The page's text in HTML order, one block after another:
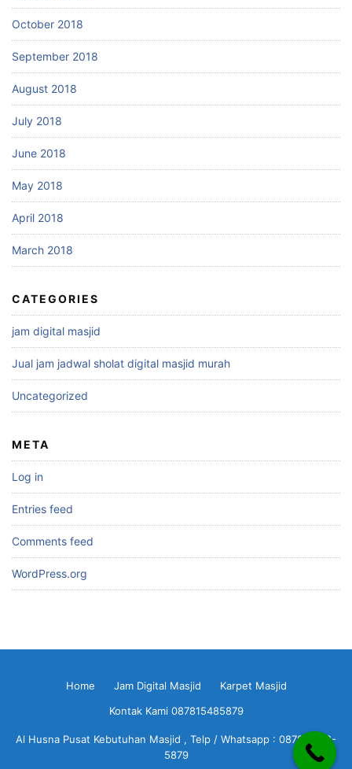
October 2018
September 2018
August 2018
July 2018
June 2018
May 2018
April 2018
March 2018
CATEGORIES
jam digital masjid
Jual jam jadwal sholat digital masjid murah
Uncategorized
META
Log in
Entries feed
Comments feed
WordPress.org
Home Jam Digital Masjid
Karpet Masjid
Kontak Kami 087815485879
Al Husna Pusat Kebutuhan Masjid , Telp / Whatsapp : 0878-1548-
5879